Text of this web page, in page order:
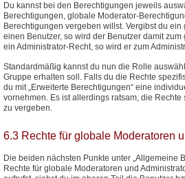
Du kannst bei den Berechtigungen jeweils
Berechtigungen, globale Moderator-
Berechtigungen vergeben willst. Vergibst du
einen Benutzer, so wird der Benutzer damit
ein Administrator-Recht, so wird er zum
Standardmäßig kannst du nun die Rolle
Gruppe erhalten soll. Falls du die Rechte
du mit „Erweiterte Berechtigungen“ eine
vornehmen. Es ist allerdings ratsam, die
zu vergeben.
6.3 Rechte für globale Moderatoren
Die beiden nächsten Punkte unter „Allgemeine
Rechte für globale Moderatoren und